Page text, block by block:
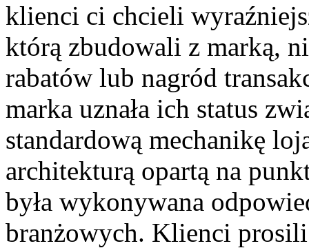
klienci ci chcieli
którą zbudowali z marką,
rabatów lub nagród
marka uznała ich status
standardową mechanikę
architekturą opartą na
była wykonywana
branżowych. Klienci